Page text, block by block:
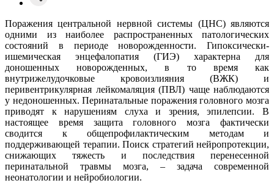
Поражения центральной нервной системы (ЦНС) являются
одними из наиболее распространенных патологических
состояний в периоде новорожденности. Гипоксически-
ишемическая энцефалопатия (ГИЭ) характерна для
доношенных новорожденных, в то время как
внутрижелудочковые кровоизлияния (ВЖК) и
перивентрикулярная лейкомаляция (ПВЛ) чаще наблюдаются
у недоношенных. Перинатальные поражения головного мозга
приводят к нарушениям слуха и зрения, эпилепсии. В
настоящее время защита головного мозга фактически
сводится к общепрофилактическим методам и
поддерживающей терапии. Поиск стратегий нейропротекции,
снижающих тяжесть и последствия перенесенной
перинатальной травмы мозга, – задача современной
неонатологии и нейробиологии.